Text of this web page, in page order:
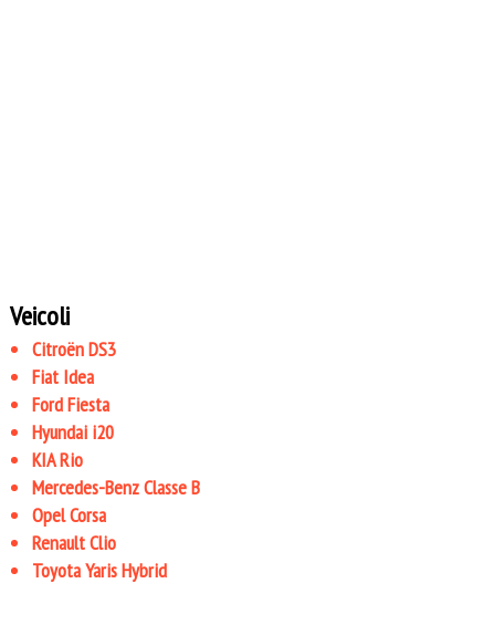
Veicoli
Citroën DS3
Fiat Idea
Ford Fiesta
Hyundai i20
KIA Rio
Mercedes-Benz Classe B
Opel Corsa
Renault Clio
Toyota Yaris Hybrid